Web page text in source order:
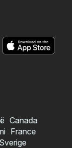
Canada
France
Sverige